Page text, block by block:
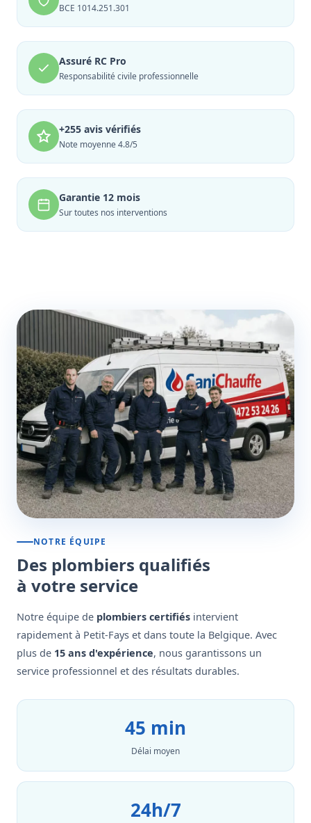
BCE 1014.251.301
Assuré RC Pro
Responsabilité civile professionnelle
+255 avis vérifiés
Note moyenne 4.8/5
Garantie 12 mois
Sur toutes nos interventions
NOTRE ÉQUIPE
Des plombiers qualifiés
à votre service
Notre équipe de plombiers certifiés intervient
rapidement à Petit-Fays et dans toute la Belgique. Avec
plus de 15 ans d'expérience, nous garantissons un
service professionnel et des résultats durables.
45 min
Délai moyen
24h/7